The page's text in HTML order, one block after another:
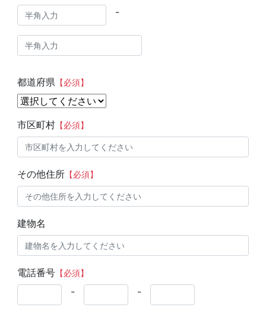
-
都道府県 【必須】
市区町村【必須】
その他住所【必須】
建物名
電話番号【必須】
- -